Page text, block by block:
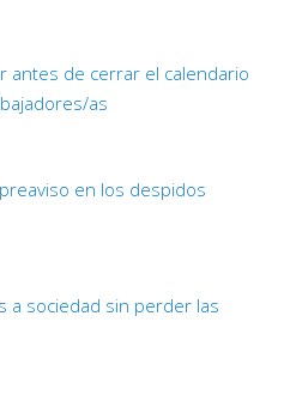
antes de cerrar el calendario
as
en los despidos
a sociedad sin perder las